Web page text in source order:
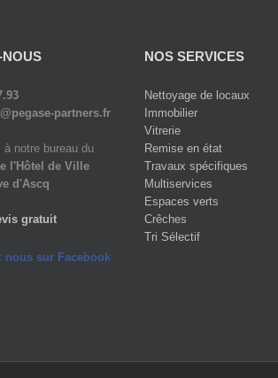
partners.fr
à notre bureau du
l'Hôtel de Ville
d'Ascq
gratuit
nous sur Facebook
NOS SERVICES
Nettoyage de locaux
Immobilier
Vitrerie
Remise en état
Travaux spécifiques
Multiservices
Espaces verts
Crêches
Tri Sélectif